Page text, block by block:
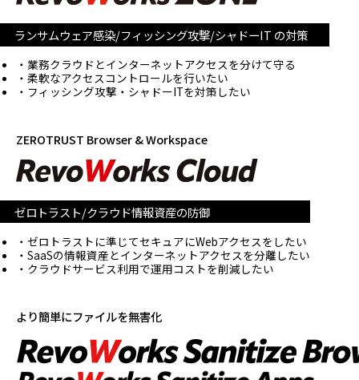
ランサムウェア感染/フィッシング攻撃/シャドーIT の対策
業務クラウドとインターネットアクセスを分けて守る
柔軟なアクセスコントロールを行いたい
フィッシング攻撃・シャドーITを対策したい
ZEROTRUST Browser & Workspace
ゼロトラスト/クラウド情報資産の防御
ゼロトラストに準じてセキュアにWebアクセスをしたい
SaaSの情報資産とインターネットアクセスを分離したい
クラウドサービス利用で運用コストを削減したい
より簡単にファイルを無害化